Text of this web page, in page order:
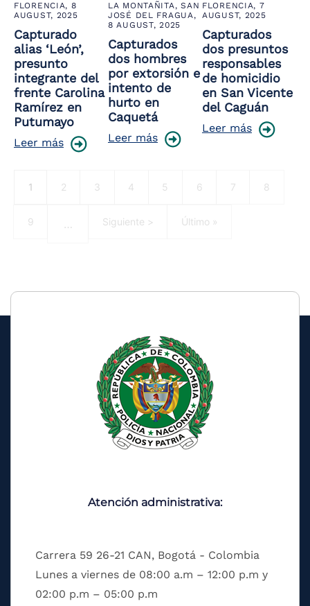
FLORENCIA, 8
AUGUST, 2025
Capturado
alias ‘León’,
presunto
integrante del
frente Carolina
Ramírez en
Putumayo
Leer más
LA MONTAÑITA, SAN
JOSÉ DEL FRAGUA,
8 AUGUST, 2025
Capturados
dos hombres
por extorsión e
intento de
hurto en
Caquetá
Leer más
FLORENCIA, 7
AUGUST, 2025
Capturados
dos presuntos
responsables
de homicidio
en San Vicente
del Caguán
Leer más
Current page
1 Página
2 Página
3 Página
4 Página
5 Página
6 Página
7 Página
8
Página
9 … Next page
Siguiente > Last page
Último »
Atención administrativa:
Carrera 59 26-21 CAN, Bogotá - Colombia
Lunes a viernes de 08:00 a.m – 12:00 p.m y
02:00 p.m – 05:00 p.m